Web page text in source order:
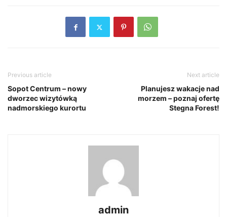
Previous article
Sopot Centrum – nowy
dworzec wizytówką
nadmorskiego kurortu
Next article
Planujesz wakacje nad
morzem – poznaj ofertę
Stegna Forest!
admin